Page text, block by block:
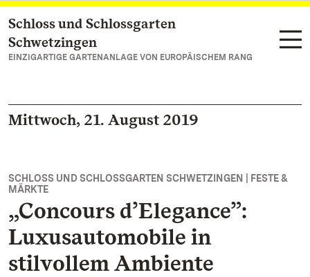
Zum Hauptinhalt springen
Schloss und Schlossgarten
Schwetzingen
EINZIGARTIGE GARTENANLAGE VON EUROPÄISCHEM RANG
Mittwoch, 21. August 2019
SCHLOSS UND SCHLOSSGARTEN SCHWETZINGEN | FESTE &
MÄRKTE
„Concours d’Elegance”:
Luxusautomobile in
stilvollem Ambiente